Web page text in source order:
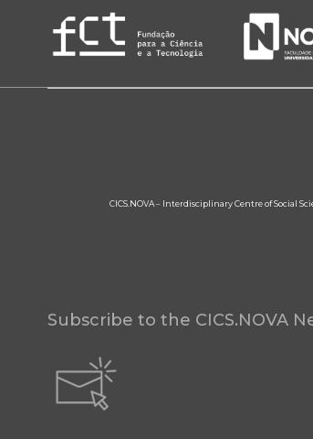
CICS.NOVA – Interdisciplinary Centre of Social
Subscribe to the CICS.NOVA